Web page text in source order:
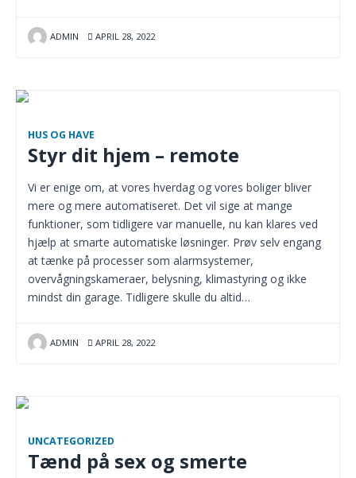
ADMIN APRIL 28, 2022
HUS OG HAVE
Styr dit hjem – remote
Vi er enige om, at vores hverdag og vores boliger bliver
mere og mere automatiseret. Det vil sige at mange
funktioner, som tidligere var manuelle, nu kan klares ved
hjælp at smarte automatiske løsninger. Prøv selv engang
at tænke på processer som alarmsystemer,
overvågningskameraer, belysning, klimastyring og ikke
mindst din garage. Tidligere skulle du altid…
ADMIN APRIL 28, 2022
UNCATEGORIZED
Tænd på sex og smerte